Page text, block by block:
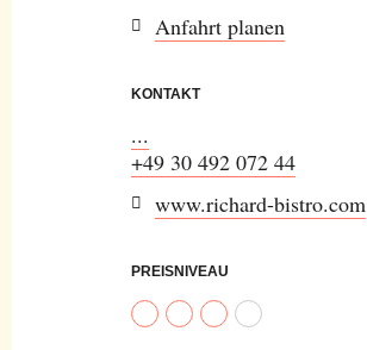
Anfahrt planen
KONTAKT
...
+49 30 492 072 44
www.richard-bistro.com
PREISNIVEAU